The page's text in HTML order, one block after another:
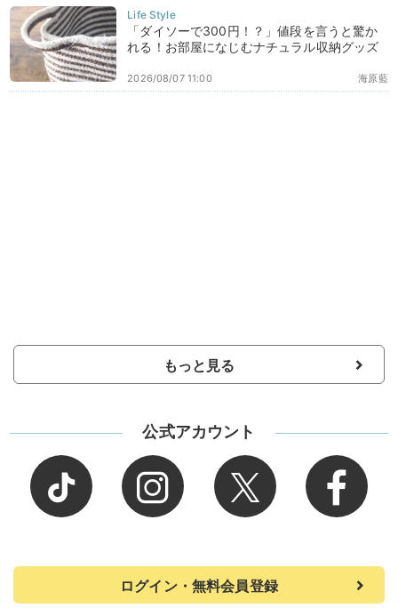
「ダイソーで300円！？」値段を言うと驚か
れる！お部屋になじむナチュラル収納グッズ
海原藍
2026/08/07 11:00
もっと見る
公式アカウント
ログイン・無料会員登録